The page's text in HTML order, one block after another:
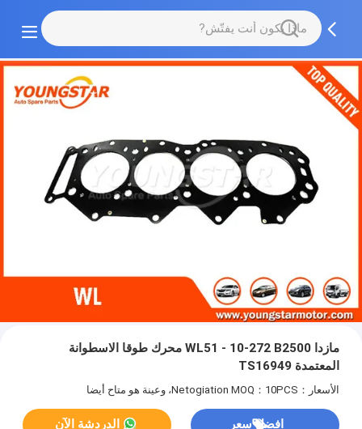
مازدا WL51 - 10-272 B2500 محرك طوقا الاسطوانة
المعتمدة TS16949
الأسعار：Netogiation MOQ：10PCS، وعينة هو متاح أيضا
افضل سعر الدردشة الآن